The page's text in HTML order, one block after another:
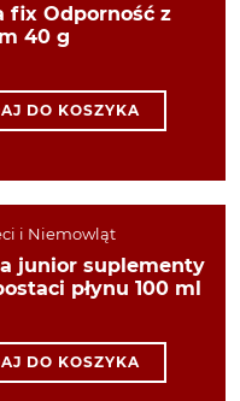
fix Odporność z
40 g
DO KOSZYKA
i Niemowląt
junior suplementy
płynu 100 ml
DO KOSZYKA